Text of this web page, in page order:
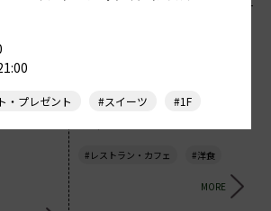
クス （1F）
#レストラン・カフェ #洋食
MORE
・プレゼント #スイーツ #1F